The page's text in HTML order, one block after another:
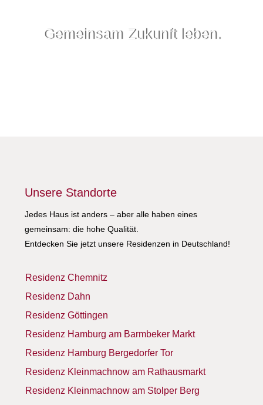
Gemeinsam Zukunft leben.
Unsere Standorte
Jedes Haus ist anders – aber alle haben eines
gemeinsam: die hohe Qualität.
Entdecken Sie jetzt unsere Residenzen in Deutschland!
Residenz Chemnitz
Residenz Dahn
Residenz Göttingen
Residenz Hamburg am Barmbeker Markt
Residenz Hamburg Bergedorfer Tor
Residenz Kleinmachnow am Rathausmarkt
Residenz Kleinmachnow am Stolper Berg